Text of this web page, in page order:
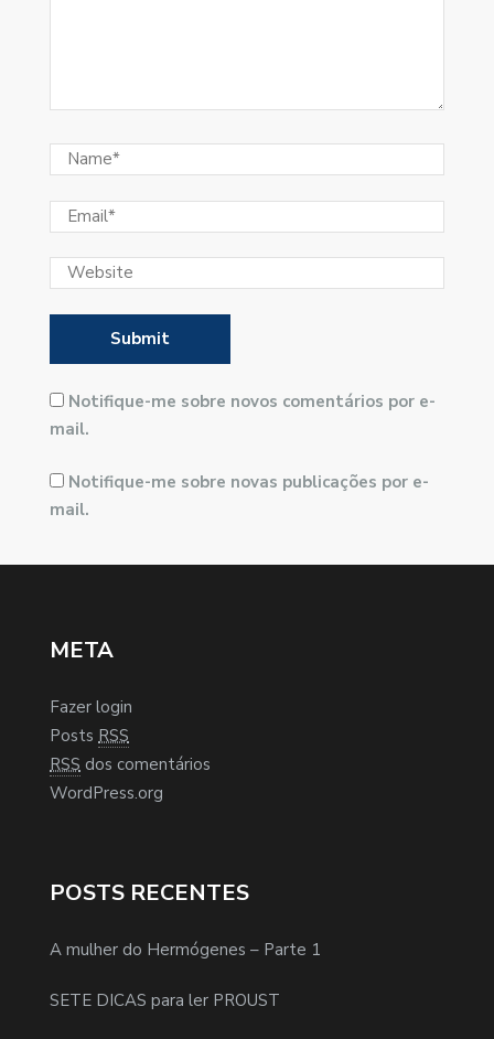
Notifique-me sobre novos comentários por e-
mail.
Notifique-me sobre novas publicações por e-
mail.
META
Fazer login
Posts RSS
RSS dos comentários
WordPress.org
POSTS RECENTES
A mulher do Hermógenes – Parte 1
SETE DICAS para ler PROUST